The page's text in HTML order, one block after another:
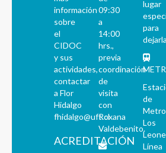
información
sobre
el
CIDOC
y sus
actividades,
contactar
a Flor
Hidalgo
fhidalgo@uft.cl
ACREDITACIÓN
09:30
a
14:00
hrs.,
previa
coordinación
de
visita
con
Roxana
Valdebenito.
lugar
para
de
Metro
Los
Línea